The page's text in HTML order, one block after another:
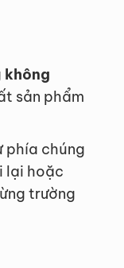
không
sản phẩm
phía chúng
lại hoặc
trường